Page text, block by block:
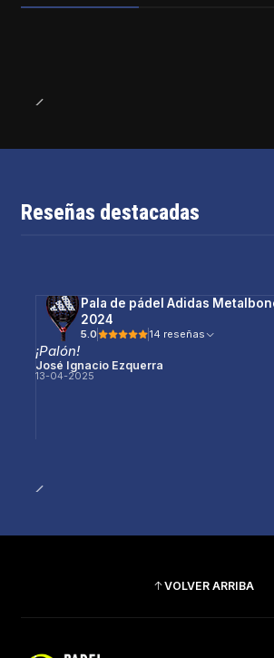
Reseñas destacadas
Pala de pádel Adidas
2024
5.0 14 reseñas
¡Palón!
José Ignacio Ezquerra
13-04-2025
VOLVER ARRIBA